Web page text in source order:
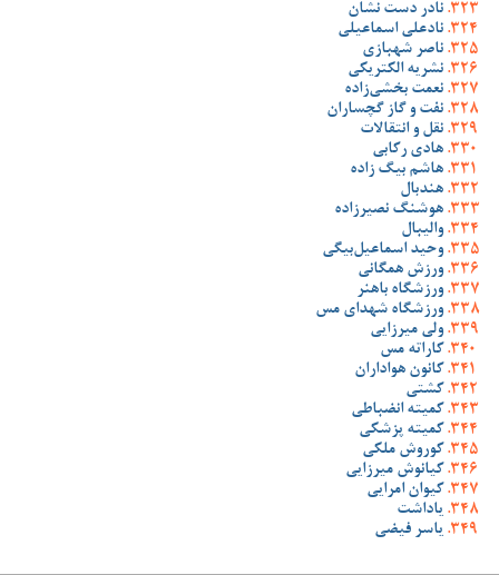
نادر دست نشان
نادعلی اسماعیلی
ناصر شهبازی
نشریه الکتریکی
نعمت بخشی‌زاده
نفت و گاز گچساران
نقل و انتقالات
هادی رکابی
هاشم بیگ زاده
هندبال
هوشنگ نصیرزاده
والیبال
وحید اسماعیل‌بیگی
ورزش همگانی
ورزشگاه باهنر
ورزشگاه شهدای مس
ولی میرزایی
کاراته مس
کانون هواداران
کشتی
کمیته انضباطی
کمیته پزشکی
کوروش ملکی
کیانوش میرزایی
کیوان امرایی
یاداشت
یاسر فیضی